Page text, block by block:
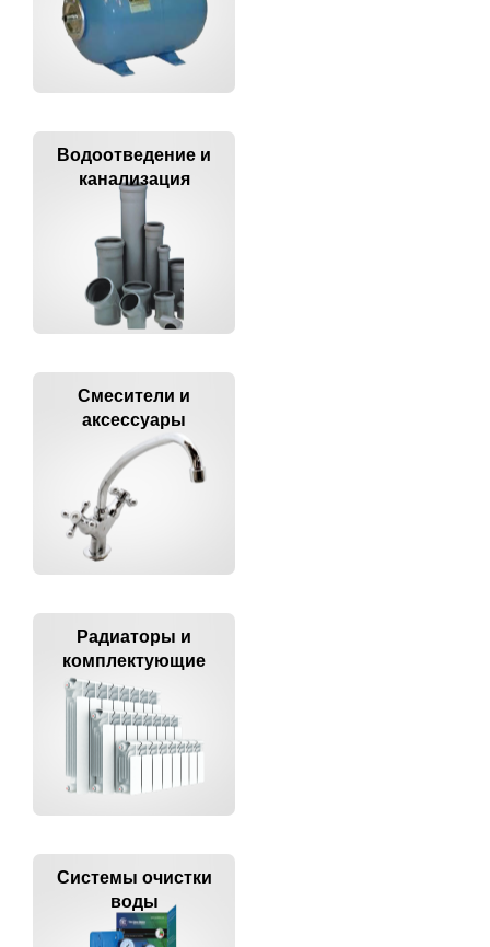
Водоотведение и
канализация
Смесители и
аксессуары
Радиаторы и
комплектующие
Системы очистки
воды